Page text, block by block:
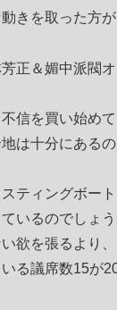
きを取った方が
正＆媚中派閥
信を買い始め
は十分にある
ティングボー
いるのでしょう
欲を張るより、
る議席数15が